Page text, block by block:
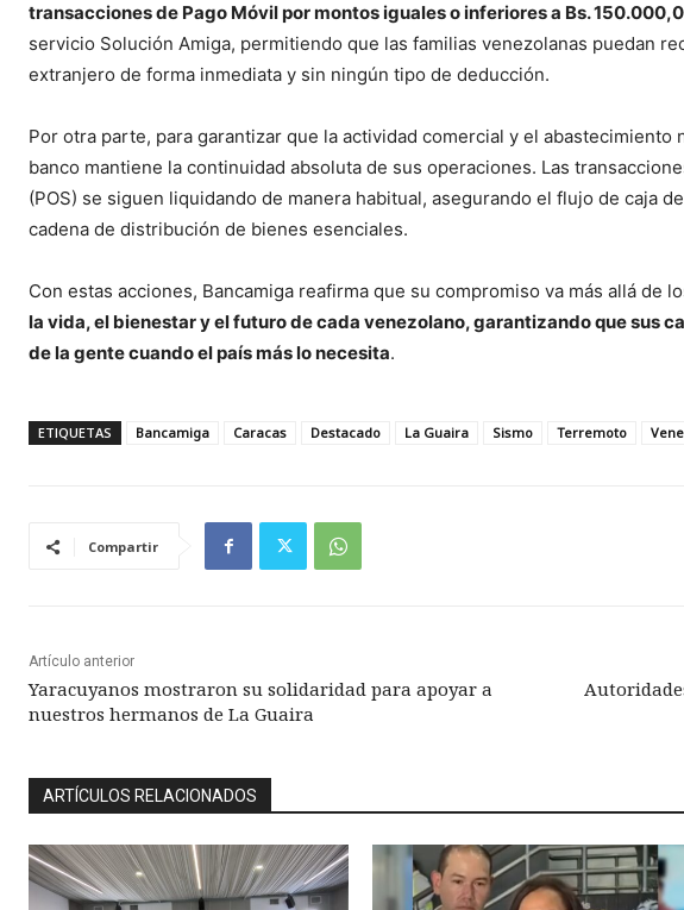
transacciones de Pago Móvil por montos iguales o inferiores a Bs.
servicio Solución Amiga, permitiendo que las familias venezolanas puedan
extranjero de forma inmediata y sin ningún tipo de deducción.
Por otra parte, para garantizar que la actividad comercial y el abastecimiento
banco mantiene la continuidad absoluta de sus operaciones. Las
(POS) se siguen liquidando de manera habitual, asegurando el flujo de caja
cadena de distribución de bienes esenciales.
Con estas acciones, Bancamiga reafirma que su compromiso va más allá de
la vida, el bienestar y el futuro de cada venezolano, garantizando que sus
de la gente cuando el país más lo necesita.
ETIQUETAS Bancamiga Caracas Destacado La Guaira Sismo Terremoto
Compartir
Artículo anterior
Yaracuyanos mostraron su solidaridad para apoyar a
nuestros hermanos de La Guaira
ARTÍCULOS RELACIONADOS